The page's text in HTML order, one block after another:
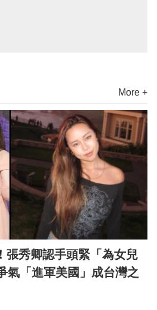
More +
張秀卿認手頭緊「為女兒
「進軍美國」成台灣之